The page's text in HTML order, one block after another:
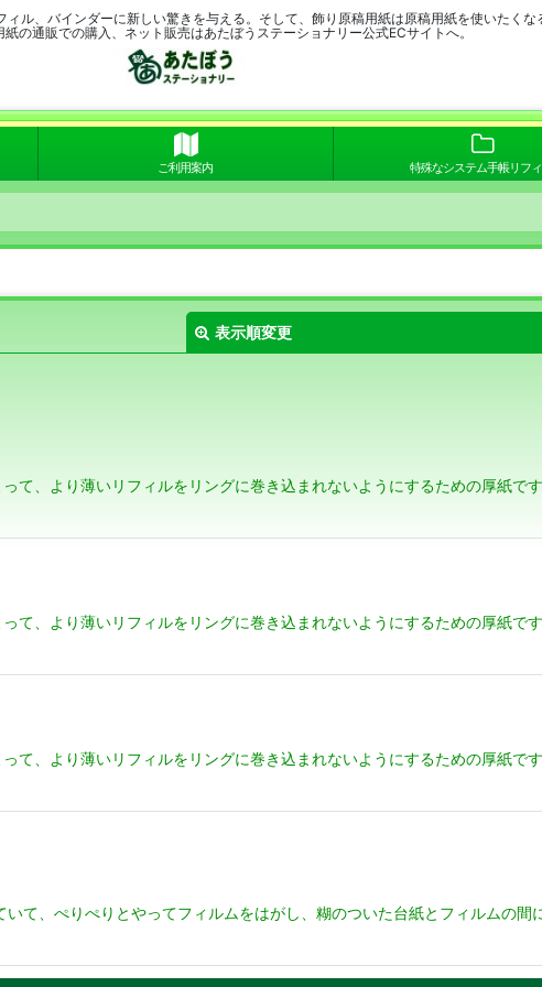
ル、バインダーに新しい驚きを与える。そして、飾り原稿用紙は原稿用紙を使いたくな
の通販での購入、ネット販売はあたぼうステーショナリー公式ECサイトへ。
ご利用案内 特殊なシステム手帳リフ
表示順変更
て、より薄いリフィルをリングに巻き込まれないようにするための厚紙で
て、より薄いリフィルをリングに巻き込まれないようにするための厚紙で
て、より薄いリフィルをリングに巻き込まれないようにするための厚紙で
て、ぺりぺりとやってフィルムをはがし、糊のついた台紙とフィルムの